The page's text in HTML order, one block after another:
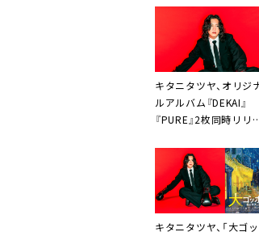
キタニタツヤ、オリジ
ルアルバム『DEKAI』
『PURE』2枚同時リリ
キタニタツヤ、「大ゴ